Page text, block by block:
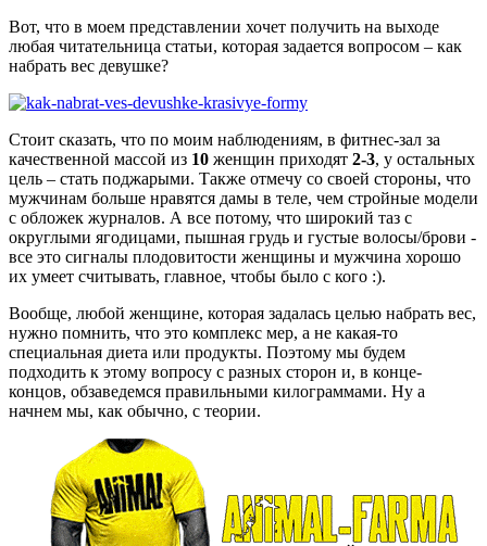
Вот, что в моем представлении хочет получить на выходе
любая читательница статьи, которая задается вопросом – как
набрать вес девушке?
Стоит сказать, что по моим наблюдениям, в фитнес-зал за
качественной массой из 10 женщин приходят 2-3, у остальных
цель – стать поджарыми. Также отмечу со своей стороны, что
мужчинам больше нравятся дамы в теле, чем стройные модели
с обложек журналов. А все потому, что широкий таз с
округлыми ягодицами, пышная грудь и густые волосы/брови -
все это сигналы плодовитости женщины и мужчина хорошо
их умеет считывать, главное, чтобы было с кого :).
Вообще, любой женщине, которая задалась целью набрать вес,
нужно помнить, что это комплекс мер, а не какая-то
специальная диета или продукты. Поэтому мы будем
подходить к этому вопросу с разных сторон и, в конце-
концов, обзаведемся правильными килограммами. Ну а
начнем мы, как обычно, с теории.